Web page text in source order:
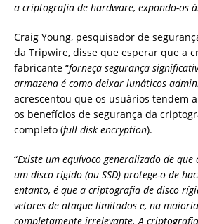
a criptografia de hardware, expondo-os
Craig Young, pesquisador de
da Tripwire, disse que esperar que a
fabricante “forneça segurança
armazena é como deixar lunáticos
acrescentou que os usuários tendem
os benefícios de segurança da
completo (full disk encryption).
“Existe um equívoco generalizado de
um disco rígido (ou SSD) protege-o de
entanto, é que a criptografia de disco
vetores de ataque limitados e, na
completamente irrelevante. A